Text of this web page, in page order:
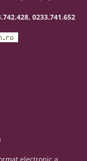
0233.741.652